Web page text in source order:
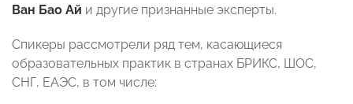
Ван Бао Ай и другие признанные эксперты.
Спикеры рассмотрели ряд тем, касающиеся
образовательных практик в странах БРИКС, ШОС,
СНГ, ЕАЭС, в том числе: